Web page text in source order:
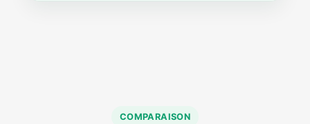
COMPARAISON